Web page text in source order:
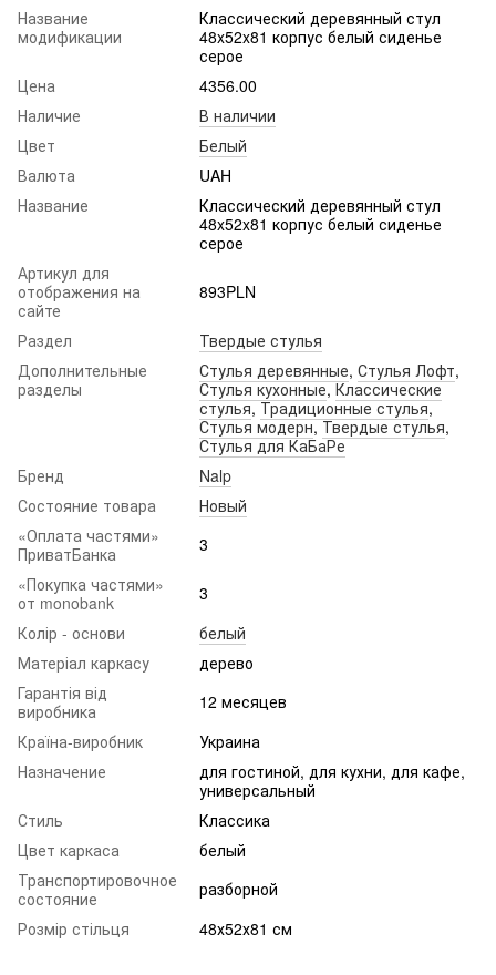
Название
модификации
Классический деревянный стул
48x52x81 корпус белый сиденье
серое
Цена
4356.00
Наличие
В наличии
Цвет
Белый
Валюта
UAH
Название
Классический деревянный стул
48x52x81 корпус белый сиденье
серое
Артикул для
отображения на
сайте
893PLN
Раздел
Твердые стулья
Дополнительные
разделы
Стулья деревянные, Стулья Лофт,
Стулья кухонные,Классические
стулья,Традиционные стулья,
Стулья модерн,Твердые стулья,
Стулья для КаБаРе
Бренд
Nalp
Состояние товара
Новый
«Оплата частями»
ПриватБанка
3
«Покупка частями»
от monobank
3
Колір - основи
белый
Матеріал каркасу
дерево
Гарантія від
виробника
12 месяцев
Країна-виробник
Украина
Назначение
для гостиной, для кухни, для кафе,
универсальный
Стиль
Классика
Цвет каркаса
белый
Транспортировочное
состояние
разборной
Розмір стільця
48х52х81 см